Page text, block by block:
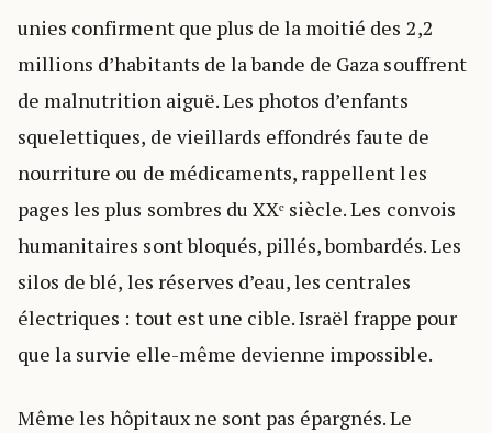
unies confirment que plus de la moitié des 2,2
millions d’habitants de la bande de Gaza souffrent
de malnutrition aiguë. Les photos d’enfants
squelettiques, de vieillards effondrés faute de
nourriture ou de médicaments, rappellent les
pages les plus sombres du XXᵉ siècle. Les convois
humanitaires sont bloqués, pillés, bombardés. Les
silos de blé, les réserves d’eau, les centrales
électriques : tout est une cible. Israël frappe pour
que la survie elle-même devienne impossible.
Même les hôpitaux ne sont pas épargnés. Le